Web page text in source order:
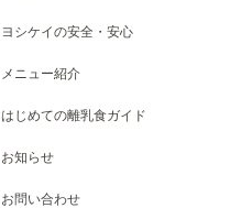
ヨシケイの安全・安心
メニュー紹介
はじめての離乳食ガイド
お知らせ
お問い合わせ